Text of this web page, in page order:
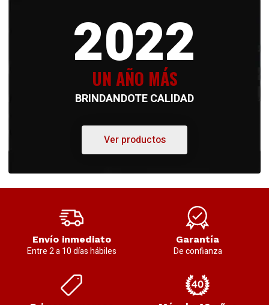
2022
UN AÑO MÁS
BRINDANDOTE CALIDAD
Ver productos
Envío inmediato
Entre 2 a 10 días hábiles
Garantía
De confianza